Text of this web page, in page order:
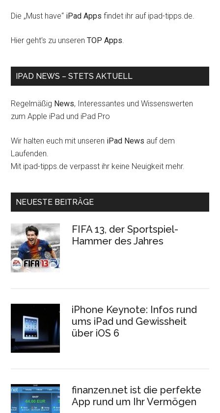
Die „Must have“ iPad Apps findet ihr auf ipad-tipps.de.
Hier geht's zu unserenTOP Apps.
IPAD NEWS – STETS AKTUELL
Regelmäßig News, Interessantes und Wissenswerten
zum Apple iPad und iPad Pro
Wir halten euch mit unseren iPad News auf dem
Laufenden.
Mit ipad-tipps.de verpasst ihr keine Neuigkeit mehr.
NEUESTE BEITRÄGE
FIFA 13, der Sportspiel-
Hammer des Jahres
iPhone Keynote: Infos rund
ums iPad und Gewissheit
über iOS 6
finanzen.net ist die perfekte
App rund um Ihr Vermögen